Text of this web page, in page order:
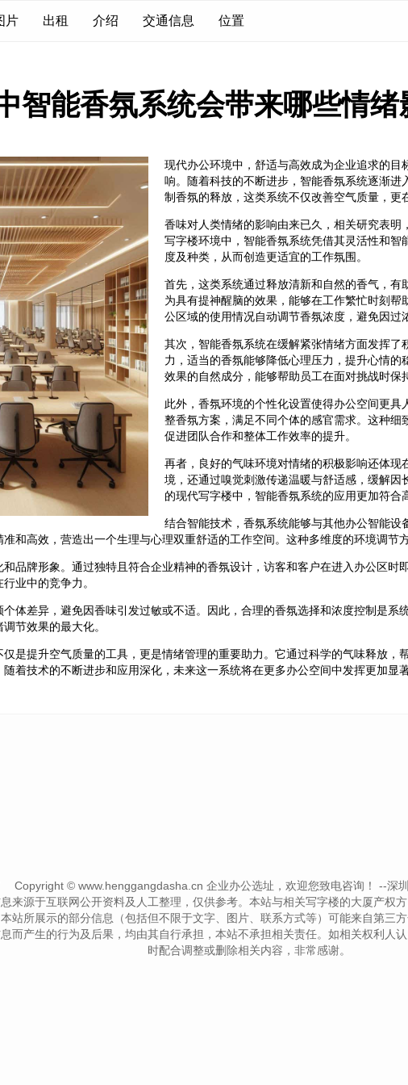
片 出租 介绍 交通信息 位置
智能香氛系统会带来哪些情绪
现代办公环境中，舒适与高效成为企业追求的
响。随着科技的不断进步，智能香氛系统逐渐
制香氛的释放，这类系统不仅改善空气质量，更
香味对人类情绪的影响由来已久，相关研究表
写字楼环境中，智能香氛系统凭借其灵活性和
度及种类，从而创造更适宜的工作氛围。
首先，这类系统通过释放清新和自然的香气，
为具有提神醒脑的效果，能够在工作繁忙时刻
公区域的使用情况自动调节香氛浓度，避免因过
其次，智能香氛系统在缓解紧张情绪方面发挥
力，适当的香氛能够降低心理压力，提升心情
效果的自然成分，能够帮助员工在面对挑战时保
此外，香氛环境的个性化设置使得办公空间更
整香氛方案，满足不同个体的感官需求。这种
促进团队合作和整体工作效率的提升。
再者，良好的气味环境对情绪的积极影响还体
境，还通过嗅觉刺激传递温暖与舒适感，缓解
的现代写字楼中，智能香氛系统的应用更加符合
结合智能技术，香氛系统能够与其他办公智能
和高效，营造出一个生理与心理双重舒适的工作空间。这种多维度的环境调节
品牌形象。通过独特且符合企业精神的香氛设计，访客和客户在进入办公区时
业中的竞争力。
体差异，避免因香味引发过敏或不适。因此，合理的香氛选择和浓度控制是
节效果的最大化。
是提升空气质量的工具，更是情绪管理的重要助力。它通过科学的气味释放，
着技术的不断进步和应用深化，未来这一系统将在更多办公空间中发挥更加显著
Copyright © www.henggangdasha.cn 企业办公选址，欢迎您致电咨询！
--深
来源于互联网公开资料及人工整理，仅供参考。本站与相关写字楼的大厦产权
站所展示的部分信息（包括但不限于文字、图片、联系方式等）可能来自第三
而产生的行为及后果，均由其自行承担，本站不承担相关责任。如相关权利人
时配合调整或删除相关内容，非常感谢。